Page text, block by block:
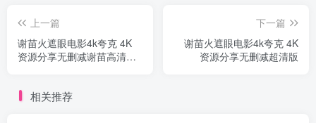
上一篇
谢苗火遮眼电影4k夸克 4K
资源分享无删减谢苗高清资
下一篇
谢苗火遮眼电影4k夸克 4K
资源分享无删减超清版
相关推荐